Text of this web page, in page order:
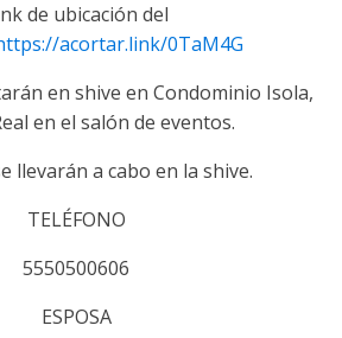
de ubicación del
acortar.link/0TaM4G
en shive en Condominio Isola,
en el salón de eventos.
llevarán a cabo en la shive.
TELÉFONO
5550500606
ESPOSA